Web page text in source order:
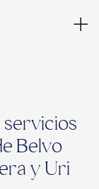
servicios
Belvo
y Uri